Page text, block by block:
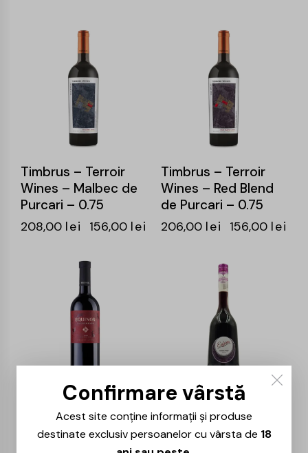
Timbrus – Terroir
Wines – Malbec de
Purcari – 0.75
208,00 lei 156,00 lei
Timbrus – Terroir
Wines – Red Blend
de Purcari – 0.75
206,00 lei 156,00 lei
Luchineasa Rosu –
0.75L
Feteasca Neagra –
0.75L
Confirmare vârstă
Acest site conține informații și produse
destinate exclusiv persoanelor cu vârsta de 18